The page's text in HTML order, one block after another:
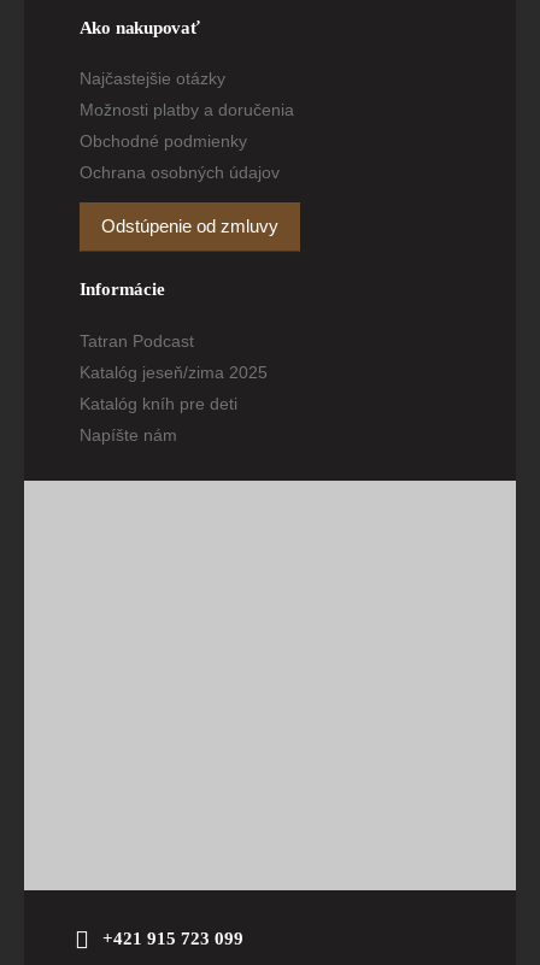
Ako nakupovať
Najčastejšie otázky
Možnosti platby a doručenia
Obchodné podmienky
Ochrana osobných údajov
Odstúpenie od zmluvy
Informácie
Tatran Podcast
Katalóg jeseň/zima 2025
Katalóg kníh pre deti
Napíšte nám
+421 915 723 099